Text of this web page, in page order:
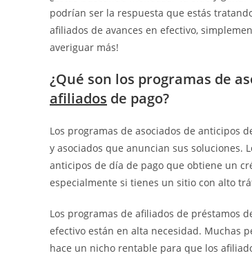
podrían ser la respuesta que estás
afiliados de avances en efectivo,
averiguar más!
¿Qué son los programas de
afiliados de pago?
Los programas de asociados de anticipos
y asociados que anuncian sus soluciones.
anticipos de día de pago que obtiene un
especialmente si tienes un sitio con alto
Los programas de afiliados de préstamos
efectivo están en alta necesidad. Muchas
hace un nicho rentable para que los